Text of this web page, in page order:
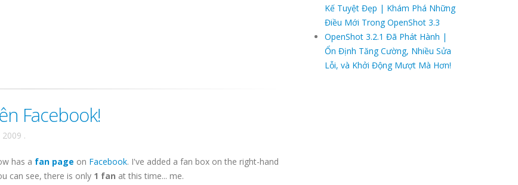
Facebook!
.
has a fan page on Facebook. I've added a fan box on the right-hand
can see, there is only 1 fan at this time... me.
Kế Tuyệt Đẹp | Khám Phá Những
Điều Mới Trong OpenShot 3.3
OpenShot 3.2.1 Đã Phát Hành |
Ổn Định Tăng Cường, Nhiều Sửa
Lỗi, và Khởi Động Mượt Mà Hơn!